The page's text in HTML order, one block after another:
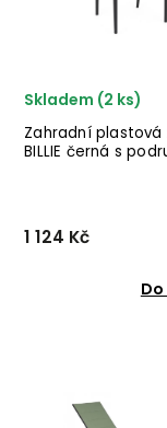
Zahradní plastová
BILLIE černá s
Skladem (2 ks)
1 124 Kč
černého